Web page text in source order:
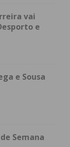
vai
e
e Sousa
Semana